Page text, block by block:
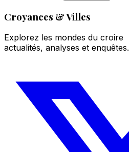
Croyances & Villes
Explorez les mondes du croire
actualités, analyses et enquêtes.